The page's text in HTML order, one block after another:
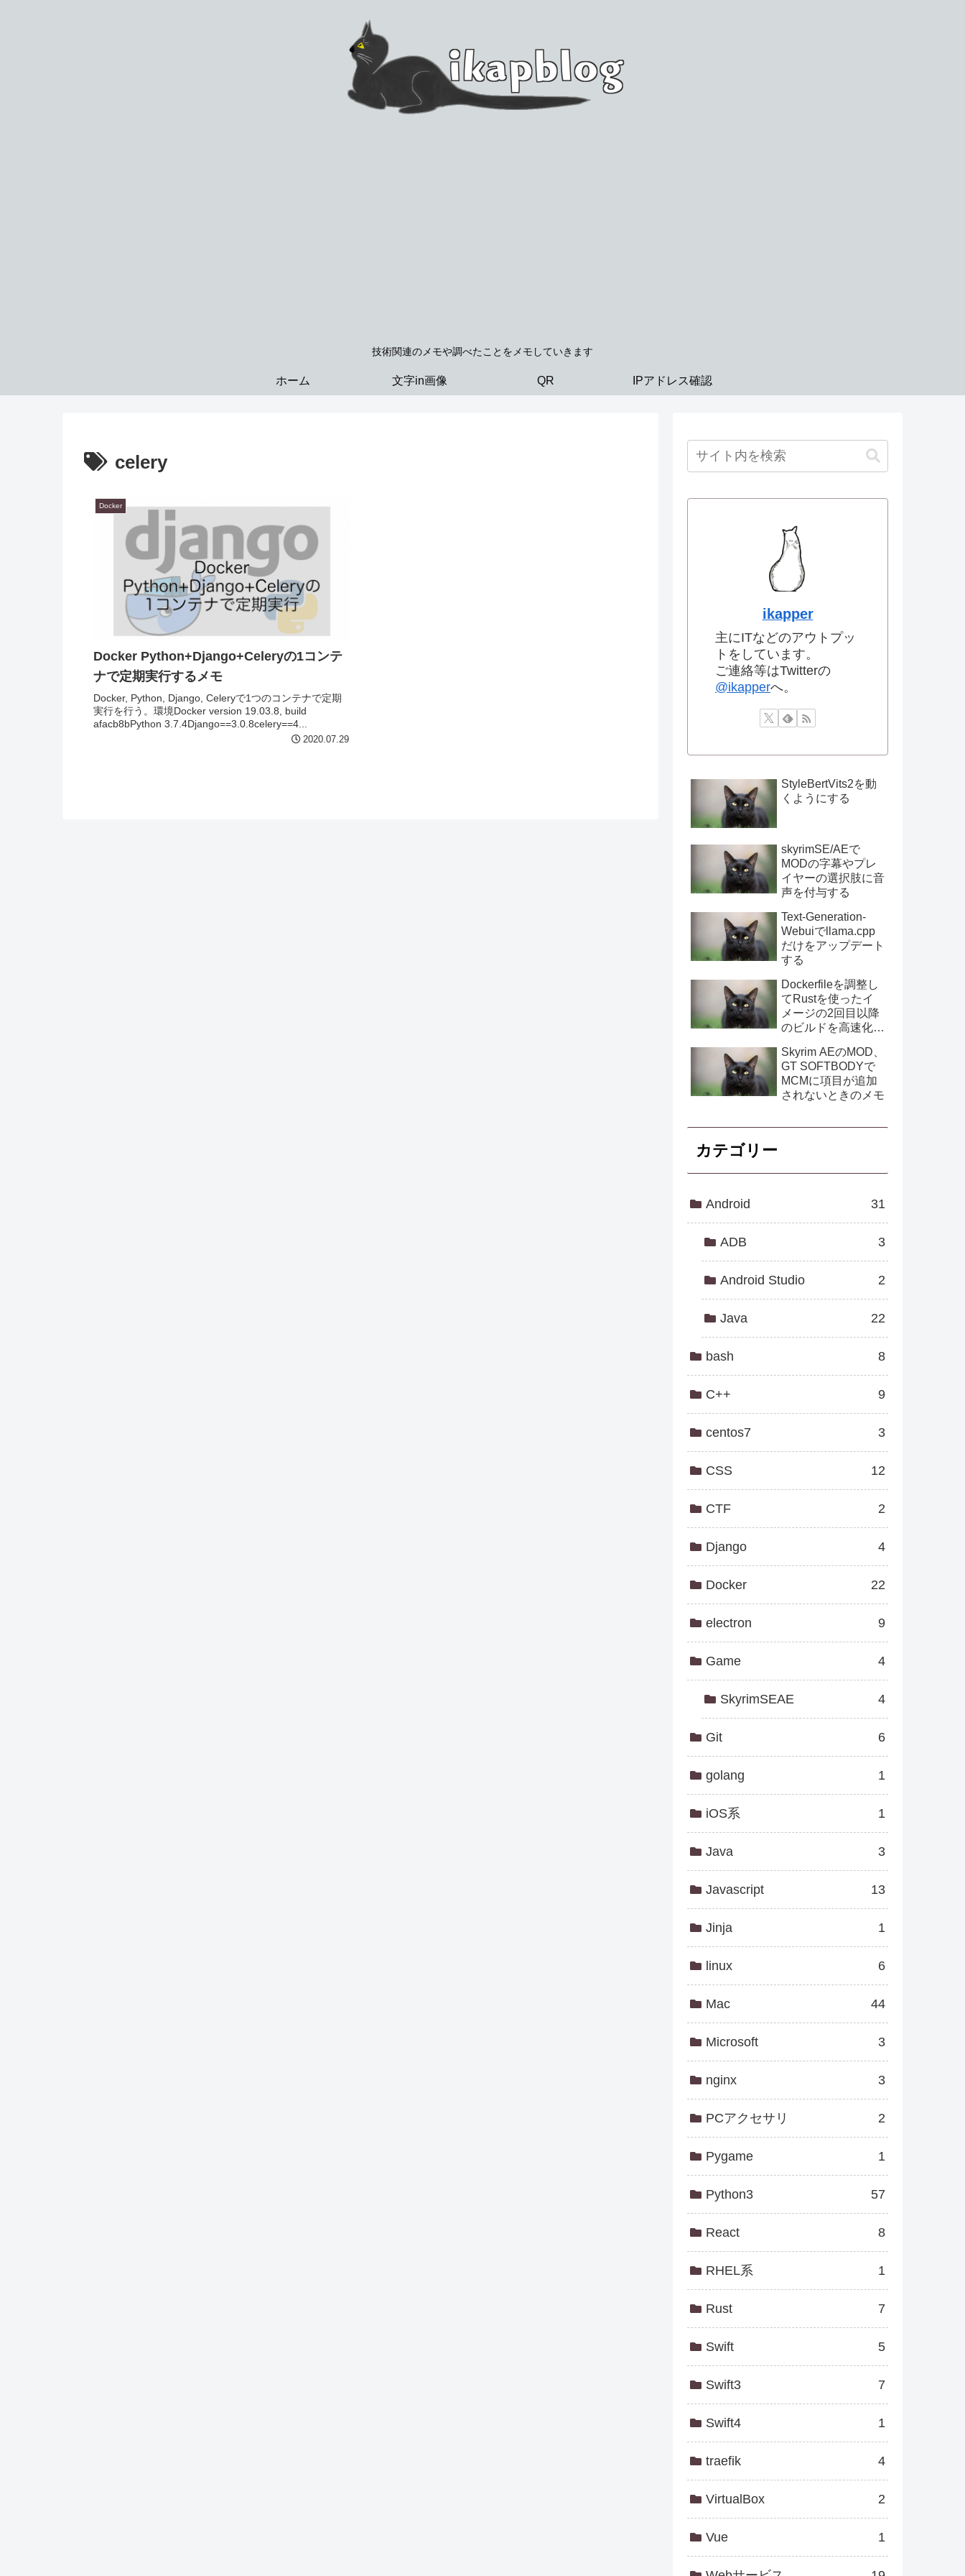
技術関連のメモや調べたことをメモしていきます
ホーム 文字in画像 QR IPアドレス確認
celery
Docker
Docker Python+Django+Celeryの1コンテ
ナで定期実行するメモ
Docker, Python, Django, Celeryで1つのコンテナで定期
実行を行う。環境Docker version 19.03.8, build
afacb8bPython 3.7.4Django==3.0.8celery==4...
2020.07.29
ikapper
主にITなどのアウトプッ
トをしています。
ご連絡等はTwitterの
@ikapperへ。
StyleBertVits2を動
くようにする
skyrimSE/AEで
MODの字幕やプレ
イヤーの選択肢に音
声を付与する
Text-Generation-
Webuiでllama.cpp
だけをアップデート
する
Dockerfileを調整し
てRustを使ったイ
メージの2回目以降
のビルドを高速化す
Skyrim AEのMOD、
GT SOFTBODYで
MCMに項目が追加
されないときのメモ
カテゴリー
Android 31
ADB 3
Android Studio 2
Java 22
bash 8
C++ 9
centos7 3
CSS 12
CTF 2
Django 4
Docker 22
electron 9
Game 4
SkyrimSEAE 4
Git 6
golang 1
iOS系 1
Java 3
Javascript 13
Jinja 1
linux 6
Mac 44
Microsoft 3
nginx 3
PCアクセサリ 2
Pygame 1
Python3 57
React 8
RHEL系 1
Rust 7
Swift 5
Swift3 7
Swift4 1
traefik 4
VirtualBox 2
Vue 1